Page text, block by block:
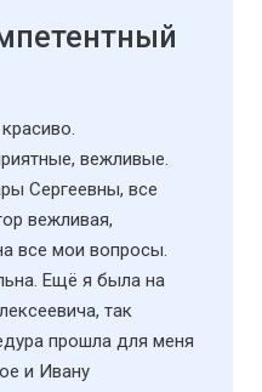
вежливые.
Сергеевны, все
вежливая,
все мои вопросы.
Ещё я была на
так
прошла для меня
и Ивану